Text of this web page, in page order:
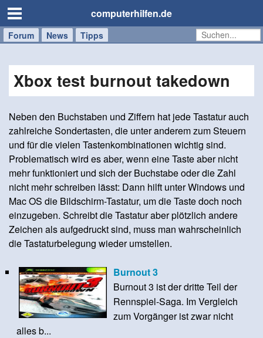
computerhilfen.de
Forum News Tipps
Handy
Windows
Mac
Xbox test burnout takedown
Neben den Buchstaben und Ziffern hat jede Tastatur auch
zahlreiche Sondertasten, die unter anderem zum Steuern
und für die vielen Tastenkombinationen wichtig sind.
Problematisch wird es aber, wenn eine Taste aber nicht
mehr funktioniert und sich der Buchstabe oder die Zahl
nicht mehr schreiben lässt: Dann hilft unter Windows und
Mac OS die Bildschirm-Tastatur, um die Taste doch noch
einzugeben. Schreibt die Tastatur aber plötzlich andere
Zeichen als aufgedruckt sind, muss man wahrscheinlich
die Tastaturbelegung wieder umstellen.
Burnout 3
Burnout 3 ist der dritte Teil der
Rennspiel-Saga. Im Vergleich
zum Vorgänger ist zwar nicht
alles b...